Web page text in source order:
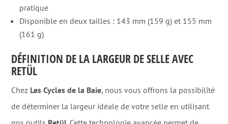
pratique
Disponible en deux tailles : 143 mm (159 g) et 155 mm
(161 g)
DÉFINITION DE LA LARGEUR DE SELLE AVEC
RETÜL
Chez Les Cycles de la Baie, nous vous offrons la possibilité
de déterminer la largeur idéale de votre selle en utilisant